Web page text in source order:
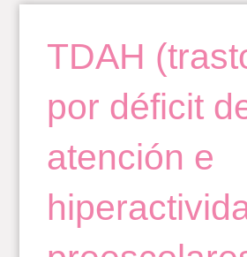
TDAH
por déficit
atención e